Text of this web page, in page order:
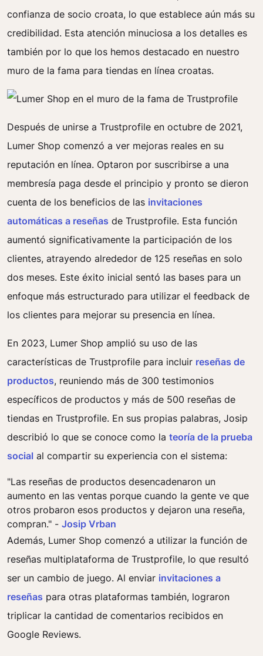
confianza de socio croata, lo que establece aún más su
credibilidad. Esta atención minuciosa a los detalles es
también por lo que los hemos destacado en nuestro
muro de la fama para tiendas en línea croatas.
Después de unirse a Trustprofile en octubre de 2021,
Lumer Shop comenzó a ver mejoras reales en su
reputación en línea. Optaron por suscribirse a una
membresía paga desde el principio y pronto se dieron
cuenta de los beneficios de las invitaciones
automáticas a reseñas de Trustprofile. Esta función
aumentó significativamente la participación de los
clientes, atrayendo alrededor de 125 reseñas en solo
dos meses. Este éxito inicial sentó las bases para un
enfoque más estructurado para utilizar el feedback de
los clientes para mejorar su presencia en línea.
En 2023, Lumer Shop amplió su uso de las
características de Trustprofile para incluir reseñas de
productos, reuniendo más de 300 testimonios
específicos de productos y más de 500 reseñas de
tiendas en Trustprofile. En sus propias palabras, Josip
describió lo que se conoce como la teoría de la prueba
social al compartir su experiencia con el sistema:
"Las reseñas de productos desencadenaron un
aumento en las ventas porque cuando la gente ve que
otros probaron esos productos y dejaron una reseña,
compran." - Josip Vrban
Además, Lumer Shop comenzó a utilizar la función de
reseñas multiplataforma de Trustprofile, lo que resultó
ser un cambio de juego. Al enviar invitaciones a
reseñas para otras plataformas también, lograron
triplicar la cantidad de comentarios recibidos en
Google Reviews.